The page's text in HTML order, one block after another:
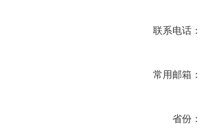
联系电话：
常用邮箱：
省份：